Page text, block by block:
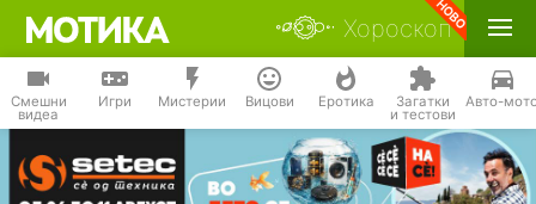
Хороскоп
Смешни
видеа
Игри Мистерии Вицови Еротика Загатки
и тестови
Авто-